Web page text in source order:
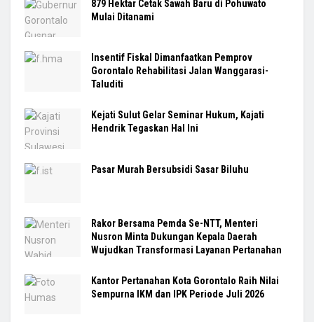
879 Hektar Cetak Sawah Baru di Pohuwato
Mulai Ditanami
Insentif Fiskal Dimanfaatkan Pemprov
Gorontalo Rehabilitasi Jalan Wanggarasi-
Taluditi
Kejati Sulut Gelar Seminar Hukum, Kajati
Hendrik Tegaskan Hal Ini
Pasar Murah Bersubsidi Sasar Biluhu
Rakor Bersama Pemda Se-NTT, Menteri
Nusron Minta Dukungan Kepala Daerah
Wujudkan Transformasi Layanan Pertanahan
Kantor Pertanahan Kota Gorontalo Raih Nilai
Sempurna IKM dan IPK Periode Juli 2026